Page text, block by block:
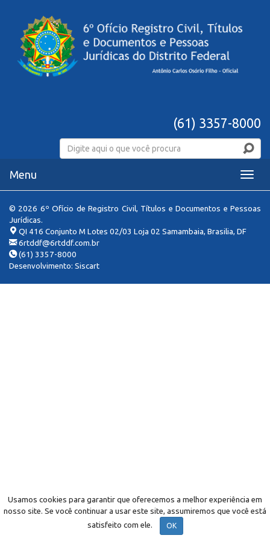
Usamos cookies para garantir que oferecemos a melhor experiência em
nosso site. Se você continuar a usar este site, assumiremos que você está
satisfeito com ele.
OK
(61) 3357-8000
Menu
Menu
© 2026 6º Ofício de Registro Civil, Títulos e Documentos e Pessoas
Jurídicas.
QI 416 Conjunto M Lotes 02/03 Loja 02 Samambaia, Brasilia, DF
6rtddf@6rtddf.com.br
(61) 3357-8000
Desenvolvimento: Siscart